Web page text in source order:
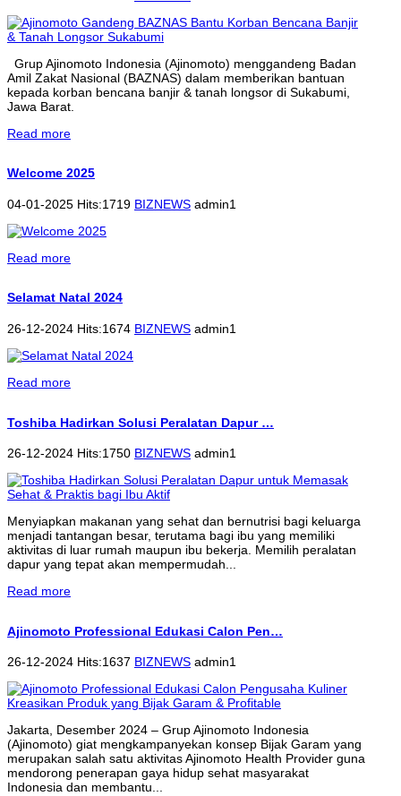
Grup Ajinomoto Indonesia (Ajinomoto) menggandeng Badan
Amil Zakat Nasional (BAZNAS) dalam memberikan bantuan
kepada korban bencana banjir & tanah longsor di Sukabumi,
Jawa Barat.
Read more
Welcome 2025
04-01-2025 Hits:1719 BIZNEWS admin1
Read more
Selamat Natal 2024
26-12-2024 Hits:1674 BIZNEWS admin1
Read more
Toshiba Hadirkan Solusi Peralatan Dapur …
26-12-2024 Hits:1750 BIZNEWS admin1
Menyiapkan makanan yang sehat dan bernutrisi bagi keluarga
menjadi tantangan besar, terutama bagi ibu yang memiliki
aktivitas di luar rumah maupun ibu bekerja. Memilih peralatan
dapur yang tepat akan mempermudah...
Read more
Ajinomoto Professional Edukasi Calon Pen…
26-12-2024 Hits:1637 BIZNEWS admin1
Jakarta, Desember 2024 – Grup Ajinomoto Indonesia
(Ajinomoto) giat mengkampanyekan konsep Bijak Garam yang
merupakan salah satu aktivitas Ajinomoto Health Provider guna
mendorong penerapan gaya hidup sehat masyarakat
Indonesia dan membantu...